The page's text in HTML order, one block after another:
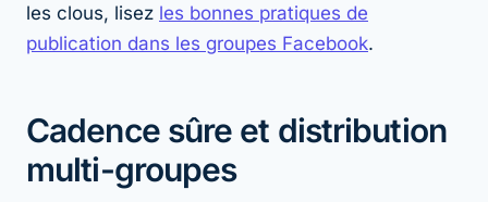
les clous, lisez les bonnes pratiques de
publication dans les groupes Facebook.
Cadence sûre et distribution
multi-groupes